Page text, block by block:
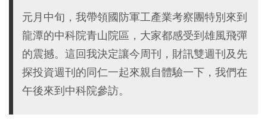
元月中旬，我帶領國防軍工產業考察團特別來到
龍潭的中科院青山院區，大家都感受到雄風飛彈
的震撼。這回我決定讓今周刊，財訊雙週刊及先
探投資週刊的同仁一起來親自體驗一下，我們在
午後來到中科院參訪。